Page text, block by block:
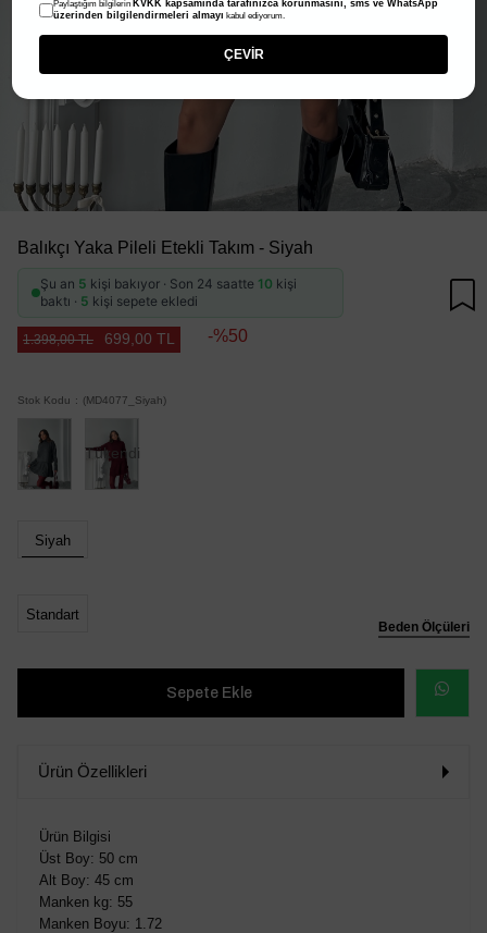
Balıkçı Yaka Pileli Etekli Takım - Siyah
Şu an 5 kişi bakıyor · Son 24 saatte 10 kişi
baktı · 5 kişi sepete ekledi
1.398,00 TL 699,00 TL 50
Stok Kodu (MD4077_Siyah)
Tükendi
Beden Ölçüleri
Siyah
Standart
SİPARİŞ
Ürün Özellikleri
Ürün Bilgisi
Üst Boy: 50 cm
Alt Boy: 45 cm
Manken kg: 55
Manken Boyu: 1.72
Paylaştığım bilgilerin KVKK kapsamında tarafınızca korunmasını, sms ve WhatsApp
üzerinden bilgilendirmeleri almayı kabul ediyorum.
ÇEVİR